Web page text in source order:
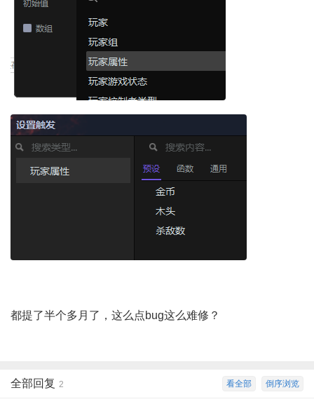
都提了半个多月了，这么点bug这么难修？
倒序浏览
看全部
全部回复 2